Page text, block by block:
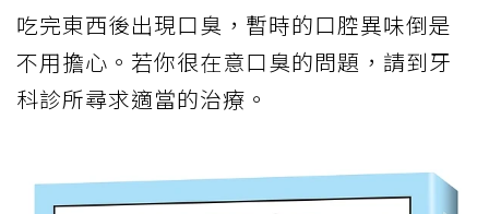
吃完東西後出現口臭，暫時的口腔異味倒是
不用擔心。若你很在意口臭的問題，請到牙
科診所尋求適當的治療。